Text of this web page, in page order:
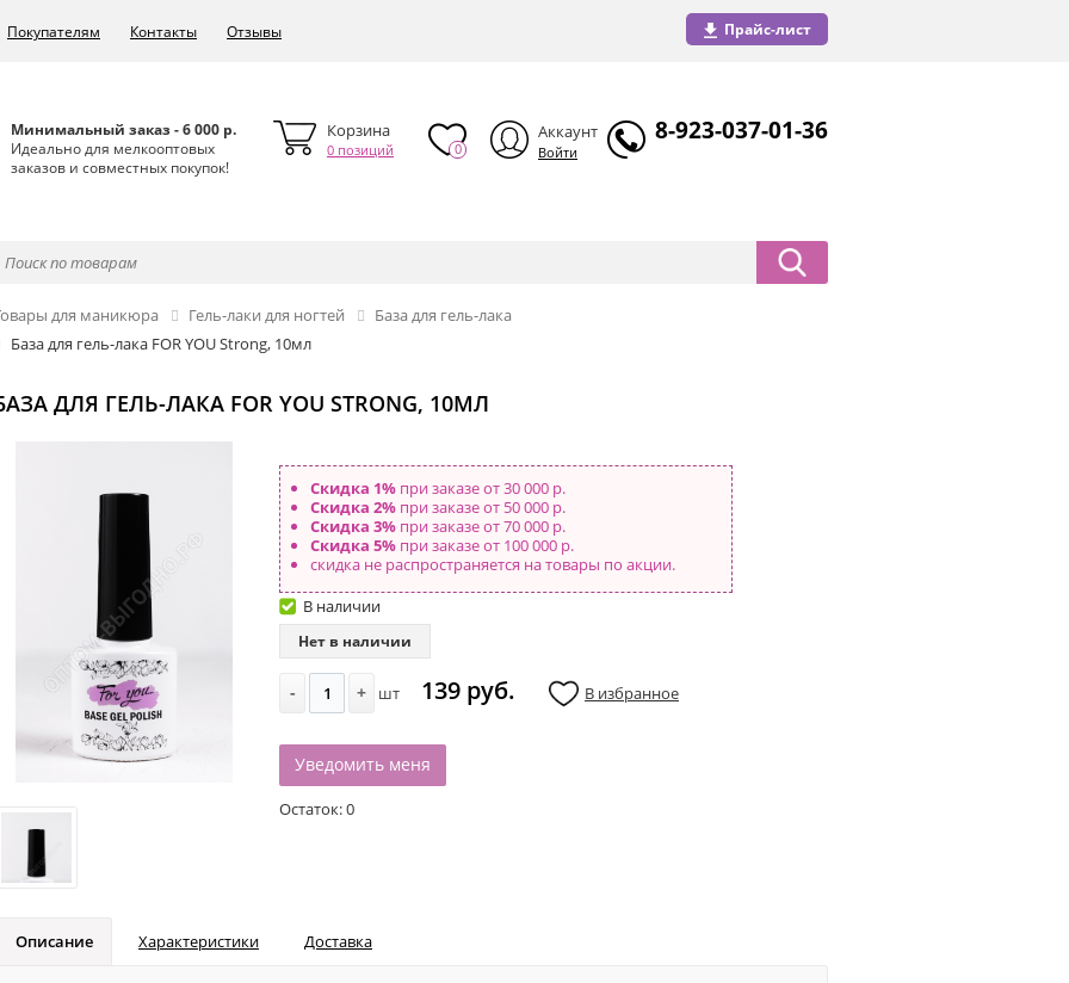
Отзывы
Контакты
Покупателям Прайс-лист
Минимальный заказ - 6 000 р.
Идеально для мелкооптовых
заказов и совместных покупок!
Корзина
0 позиций 0
Аккаунт
Войти
8-923-037-01-36
Товары для маникюра Гель-лаки для ногтей
База для гель-лака
База для гель-лака FOR YOU Strong, 10мл
ДЛЯ ГЕЛЬ-ЛАКА FOR YOU STRONG, 10МЛ
Скидка 1% при заказе от 30 000 р.
Скидка 2% при заказе от 50 000 р.
Скидка 3% при заказе от 70 000 р.
Скидка 5% при заказе от 100 000 р.
скидка не распространяется на товары по акции.
В наличии
Нет в наличии
- + шт 139 руб. В избранное
Уведомить меня
Остаток:0
Описание Характеристики Доставка